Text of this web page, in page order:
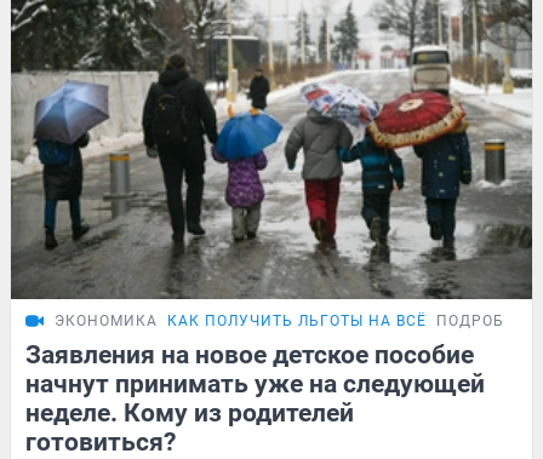
ЭКОНОМИКА КАК ПОЛУЧИТЬ ЛЬГОТЫ НА ВСЁ
Заявления на новое детское пособие
начнут принимать уже на следующей
неделе. Кому из родителей
готовиться?